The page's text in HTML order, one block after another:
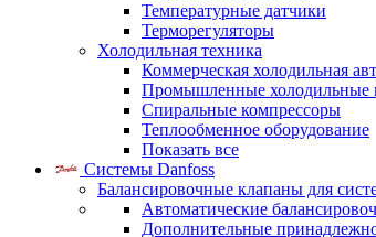
Температурные датчики
Терморегуляторы
Холодильная техника
Коммерческая холодильная
Промышленные холодильные
Спиральные компрессоры
Теплообменное оборудование
Показать все
Системы Danfoss
Балансировочные клапаны для
Автоматические
Дополнительные